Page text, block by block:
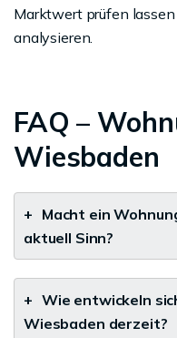
Marktwert prüfen
analysieren.
FAQ –
Wiesbaden
+ Macht ein
aktuell Sinn?
+ Wie entwickeln
Wiesbaden derzeit?